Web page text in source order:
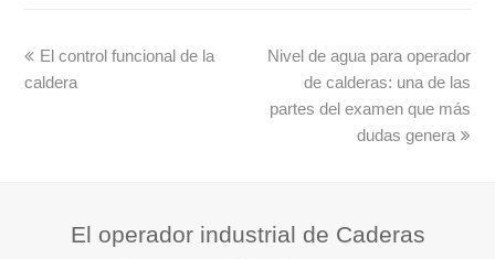
El control funcional de la
caldera
Nivel de agua para operador
de calderas: una de las
partes del examen que más
dudas genera
El operador industrial de Caderas